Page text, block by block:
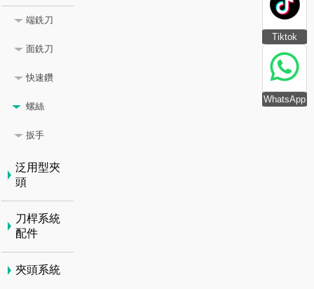
Tiktok
WhatsApp
端銑刀
面銑刀
快速鑽
螺絲
扳手
泛用型夾
頭
刀桿系統
配件
夾頭系統